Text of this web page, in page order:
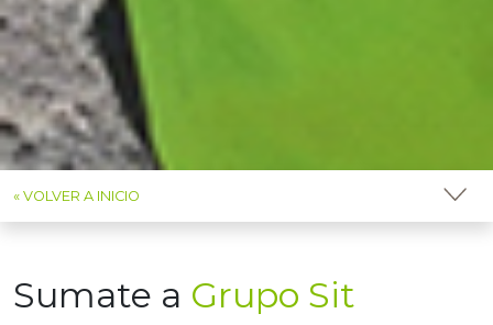
« VOLVER A INICIO
Sumate a Grupo Sit